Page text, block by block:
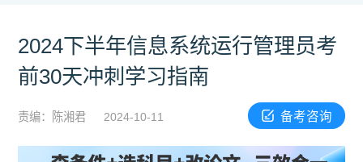
2024下半年信息系统运行管理员考
前30天冲刺学习指南
责编：陈湘君 2024-10-11 备考咨询